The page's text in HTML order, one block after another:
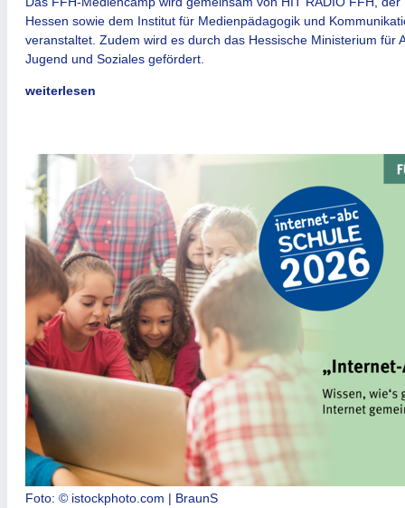
Hessen sowie dem Institut für Medienpädagogik und
veranstaltet. Zudem wird es durch das Hessische Ministerium für
Jugend und Soziales gefördert.
weiterlesen
Foto: © istockphoto.com | BraunS